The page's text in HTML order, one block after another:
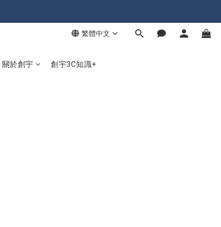
繁體中文
關於創宇 創宇3C知識+